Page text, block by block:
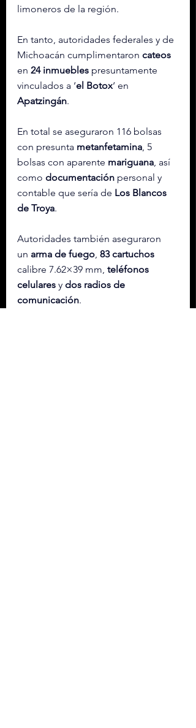
limoneros de la región.
En tanto, autoridades federales y de
Michoacán cumplimentaron cateos
en 24 inmuebles presuntamente
vinculados a ‘el Botox‘ en
Apatzingán.
En total se aseguraron 116 bolsas
con presunta metanfetamina , 5
bolsas con aparente mariguana , así
como documentación personal y
contable que sería de Los Blancos
de Troya.
Autoridades también aseguraron
un arma de fuego 83 cartuchos
calibre 7.62×39 mm, teléfonos
celulares y dos radios de
comunicación.